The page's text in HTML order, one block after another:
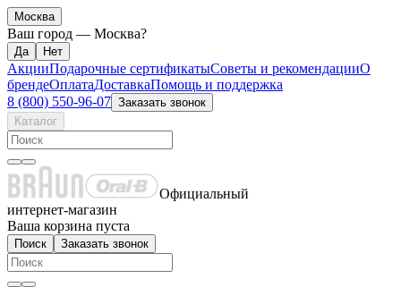
Москва
Ваш город — Москва?
АкцииПодарочные сертификатыСоветы и рекомендацииО
брендеОплатаДоставкаПомощь и поддержка
8 (800) 550-96-07 Заказать звонок
Каталог
Официальный
интернет-магазин
Ваша корзина пуста
Поиск Заказать звонок